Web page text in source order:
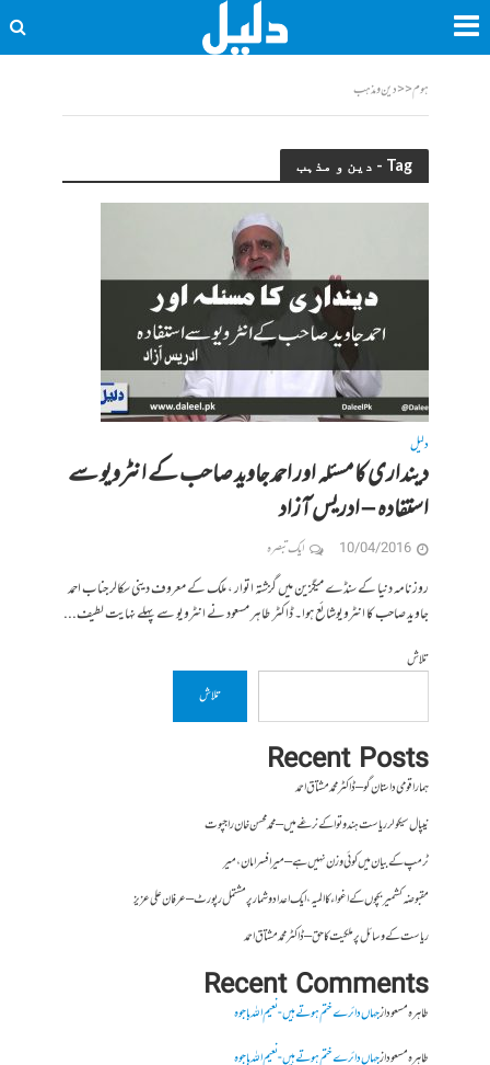
ہوم<<دین و مذہب
Tag - دین و مذہب
دلیل
دینداری کا مسئلہ اور احمد جاوید صاحب کے انٹرویو سے
استفادہ – ادریس آزاد
10/04/2016 ایک تبصرہ
روزنامہ دنیا کے سنڈے میگزین میں گزشتہ اتوار ، ملک کے معروف دینی سکالر جناب احمد
جاوید صاحب کا انٹرویوشائع ہوا۔ ڈاکٹر طاہر مسعود نے انٹرویو سے پہلے نہایت لطیف...
تلاش
تلاش
Recent Posts
ہمارا قومی داستان گو – ڈاکٹر محمد مشتاق احمد
نیپال سیکولر ریاست ہندوتوا کے نرغے میں – محمد محسن خان راجپوت
ٹرمپ کے بیان میں کوئی وزن نہیں ہے – میر افسرامان،میر
مقبوضہ کشمیر بچوں کے اغواء کا المیہ، ایک اعداد و شمار پر مشتمل رپورٹ – عرفان علی عزیز
ریاست کے وسائل پر ملکیت کا حق – ڈاکٹر محمد مشتاق احمد
Recent Comments
طاہرہ مسعودازجہاں دائرے ختم ہوتے ہیں- نعیم اللہ باجوہ
طاہرہ مسعودازجہاں دائرے ختم ہوتے ہیں- نعیم اللہ باجوہ